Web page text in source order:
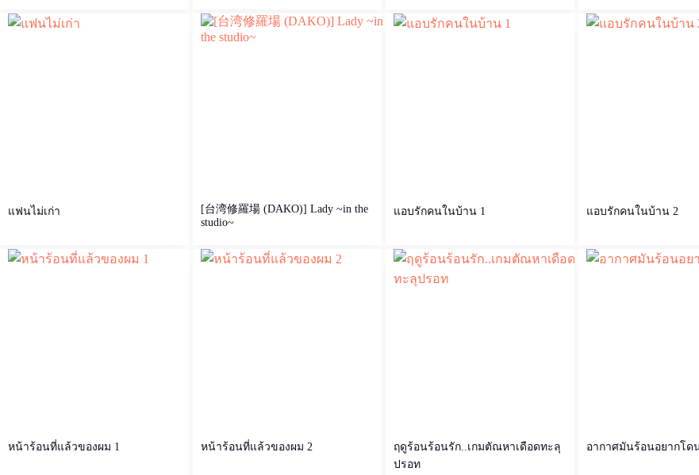
แฟนไม่เก่า
[台湾修羅場 (DAKO)] Lady ~in the
studio~
แอบรักคนในบ้าน 1 แอบรักคนในบ้าน 2
หน้าร้อนที่แล้วของผม 1 หน้าร้อนที่แล้วของผม 2
ฤดูร้อนร้อนรัก..เกมตัณหาเดือดทะลุ
ปรอท
อากาศมันร้อนอยากโด